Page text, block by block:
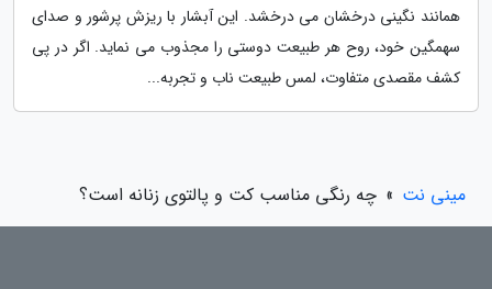
همانند نگینی درخشان می درخشد. این آبشار با ریزش پرشور و صدای
سهمگین خود، روح هر طبیعت دوستی را مجذوب می نماید. اگر در پی
کشف مقصدی متفاوت، لمس طبیعت ناب و تجربه...
مینی نت » چه رنگی مناسب کت و پالتوی زنانه است؟